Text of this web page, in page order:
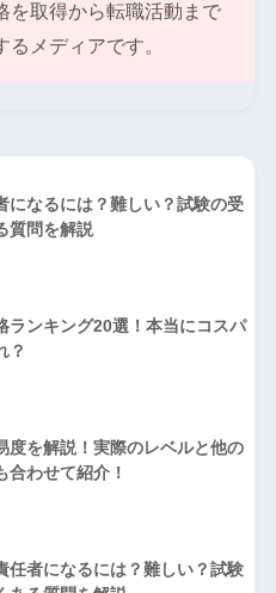
を取得から転職活動まで
メディアです。
になるには？難しい？試験の受
質問を解説
ランキング20選！本当にコスパ
？
度を解説！実際のレベルと他の
合わせて紹介！
任者になるには？難しい？試験